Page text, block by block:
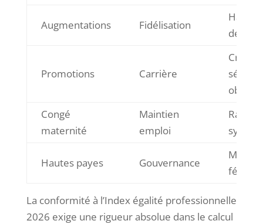
Augmentations Fidélisation
des
Promotions Carrière
Congé
maternité
Maintien
emploi
Hautes payes Gouvernance
La conformité à l’Index égalité professionnelle
2026 exige une rigueur absolue dans le calcul